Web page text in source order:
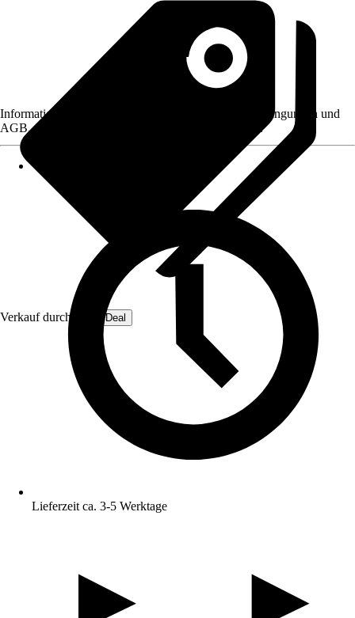
Verkauf durch: OmniDeal
Informationen des Verkäufers, wie z. B. Rückgabebedingungen und
AGB, finden Sie bei Klick auf den Verkäufernamen.
Lieferzeit ca. 3-5 Werktage